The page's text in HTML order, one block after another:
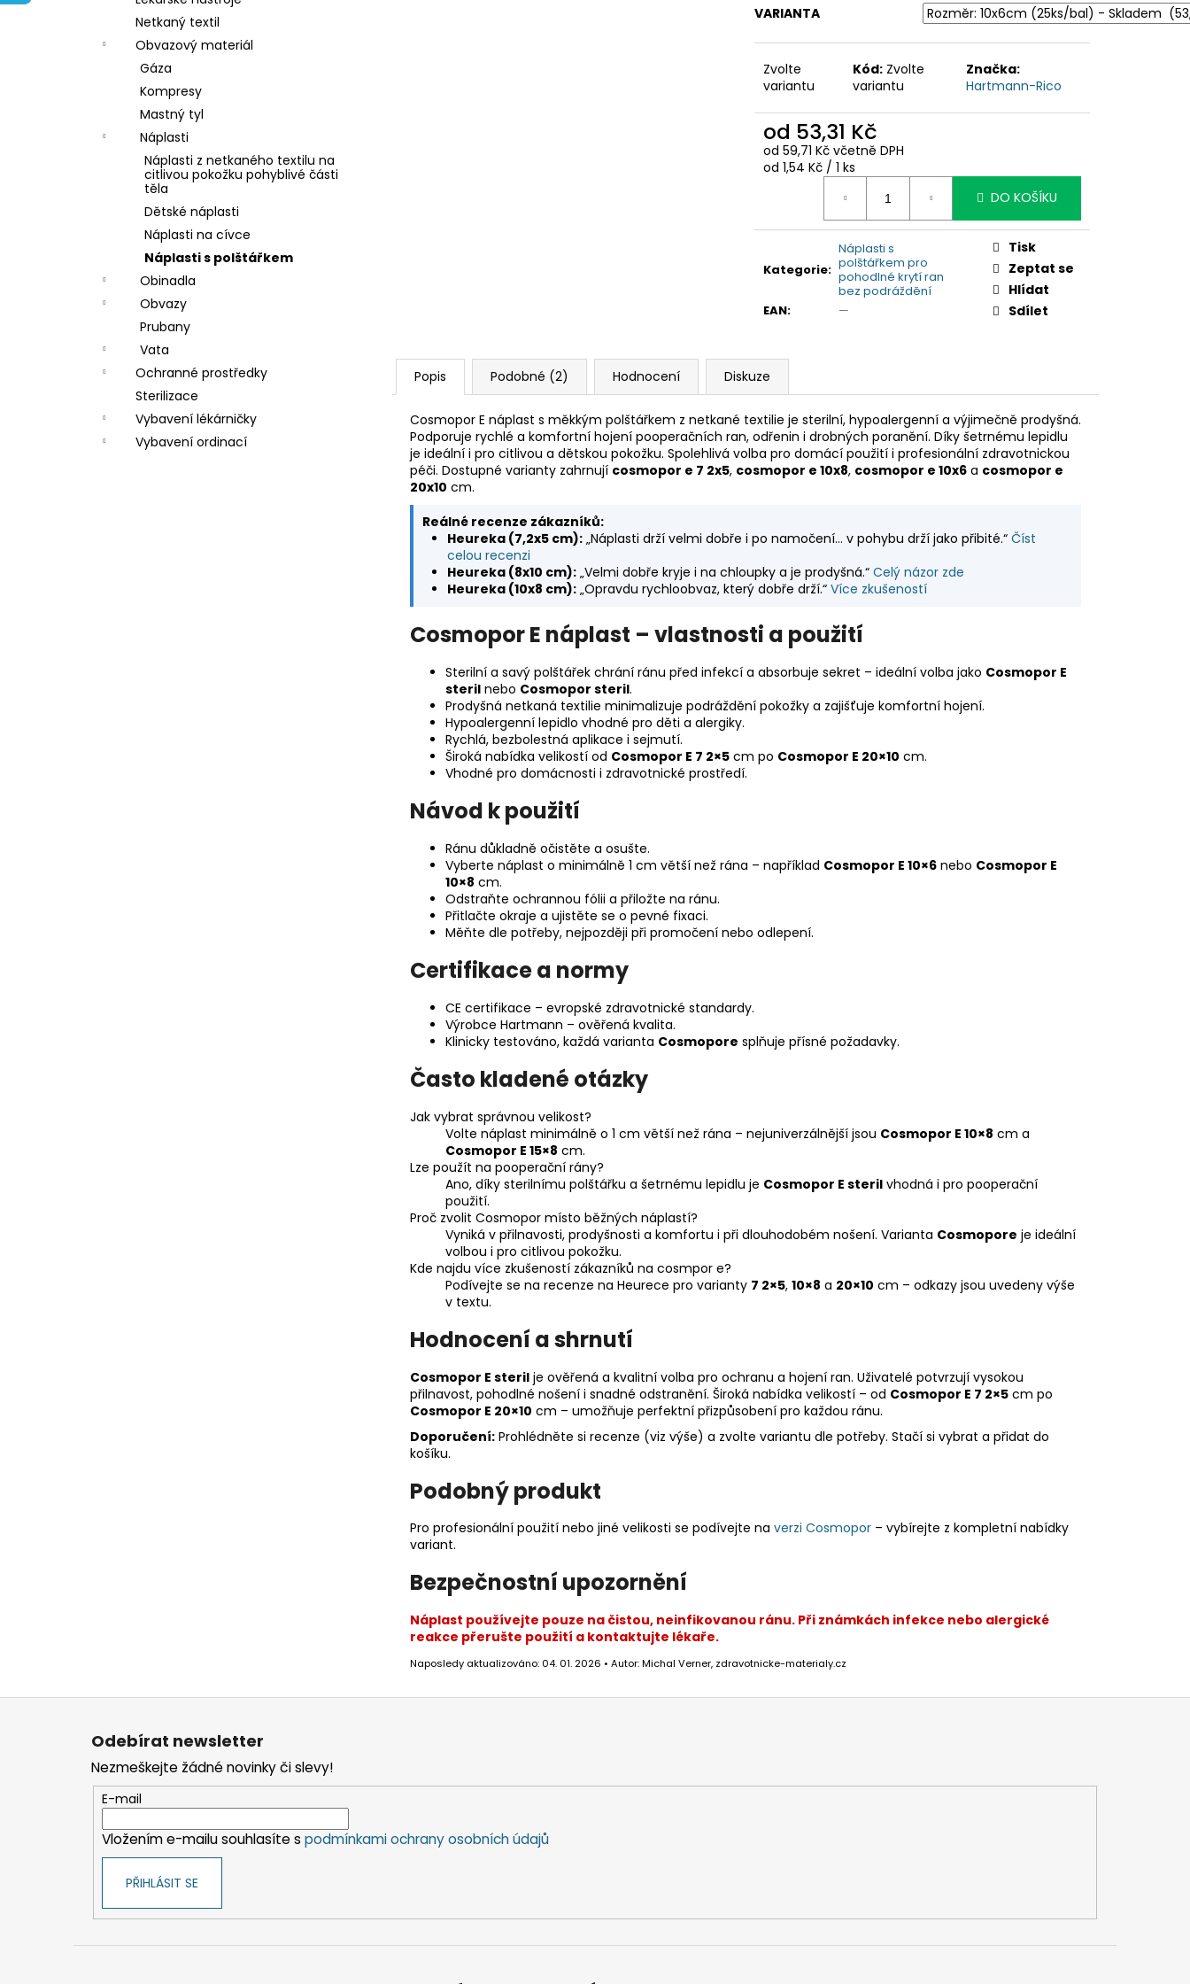
Netkaný textil
Obvazový materiál
Gáza
Kompresy
Mastný tyl
Náplasti
Náplasti z netkaného textilu na
citlivou pokožku pohyblivé části
těla
Dětské náplasti
Náplasti na cívce
Náplasti s polštářkem
Obinadla
Obvazy
Prubany
Vata
Ochranné prostředky
Sterilizace
Vybavení lékárničky
Vybavení ordinací
VARIANTA
Zvolte
variantu
Kód: Zvolte
variantu
Značka:
Hartmann-Rico
od 53,31 Kč
od 59,71 Kč včetně DPH
Měrná
od 1,54 Kč / 1 ks
DO KOŠÍKU
Kategorie:
Náplasti s
polštářkem pro
pohodlné krytí ran
bez podráždění
EAN: —
Tisk
Zeptat se
Hlídat
Sdílet
Popis Podobné (2) Hodnocení Diskuze
Cosmopor E náplast s měkkým polštářkem z netkané textilie je sterilní, hypoalergenní a výjimečně prodyšná.
Podporuje rychlé a komfortní hojení pooperačních ran, odřenin i drobných poranění. Díky šetrnému lepidlu
je ideální i pro citlivou a dětskou pokožku. Spolehlivá volba pro domácí použití i profesionální zdravotnickou
péči. Dostupné varianty zahrnují cosmopor e 7 2x5, cosmopor e 10x8, cosmopor e 10x6 a cosmopor e
20x10 cm.
Reálné recenze zákazníků:
Heureka (7,2x5 cm): „Náplasti drží velmi dobře i po namočení… v pohybu drží jako přibité.“ Číst
celou recenzi
Heureka (8x10 cm): „Velmi dobře kryje i na chloupky a je prodyšná.“ Celý názor zde
Heureka (10x8 cm): „Opravdu rychloobvaz, který dobře drží.“ Více zkušeností
Cosmopor E náplast – vlastnosti a použití
Sterilní a savý polštářek chrání ránu před infekcí a absorbuje sekret – ideální volba jako Cosmopor E
steril nebo Cosmopor steril.
Prodyšná netkaná textilie minimalizuje podráždění pokožky a zajišťuje komfortní hojení.
Hypoalergenní lepidlo vhodné pro děti a alergiky.
Rychlá, bezbolestná aplikace i sejmutí.
Široká nabídka velikostí od Cosmopor E 7 2×5 cm po Cosmopor E 20×10 cm.
Vhodné pro domácnosti i zdravotnické prostředí.
Návod k použití
Ránu důkladně očistěte a osušte.
Vyberte náplast o minimálně 1 cm větší než rána – například Cosmopor E 10×6 nebo Cosmopor E
10×8 cm.
Odstraňte ochrannou fólii a přiložte na ránu.
Přitlačte okraje a ujistěte se o pevné fixaci.
Měňte dle potřeby, nejpozději při promočení nebo odlepení.
Certifikace a normy
CE certifikace – evropské zdravotnické standardy.
Výrobce Hartmann – ověřená kvalita.
Klinicky testováno, každá varianta Cosmopore splňuje přísné požadavky.
Často kladené otázky
Jak vybrat správnou velikost?
Volte náplast minimálně o 1 cm větší než rána – nejuniverzálnější jsou Cosmopor E 10×8 cm a
Cosmopor E 15×8 cm.
Lze použít na pooperační rány?
Ano, díky sterilnímu polštářku a šetrnému lepidlu je Cosmopor E steril vhodná i pro pooperační
použití.
Proč zvolit Cosmopor místo běžných náplastí?
Vyniká v přilnavosti, prodyšnosti a komfortu i při dlouhodobém nošení. Varianta Cosmopore je ideální
volbou i pro citlivou pokožku.
Kde najdu více zkušeností zákazníků na cosmpor e?
Podívejte se na recenze na Heurece pro varianty 7 2×5, 10×8 a 20×10 cm – odkazy jsou uvedeny výše
v textu.
Hodnocení a shrnutí
Cosmopor E steril je ověřená a kvalitní volba pro ochranu a hojení ran. Uživatelé potvrzují vysokou
přilnavost, pohodlné nošení i snadné odstranění. Široká nabídka velikostí – od Cosmopor E 7 2×5 cm po
Cosmopor E 20×10 cm – umožňuje perfektní přizpůsobení pro každou ránu.
Doporučení: Prohlédněte si recenze (viz výše) a zvolte variantu dle potřeby. Stačí si vybrat a přidat do
košíku.
Podobný produkt
Pro profesionální použití nebo jiné velikosti se podívejte na verzi Cosmopor – vybírejte z kompletní nabídky
variant.
Bezpečnostní upozornění
Náplast používejte pouze na čistou, neinfikovanou ránu. Při známkách infekce nebo alergické
reakce přerušte použití a kontaktujte lékaře.
Naposledy aktualizováno: 04. 01. 2026 • Autor: Michal Verner, zdravotnicke-materialy.cz
Odebírat newsletter
Nezmeškejte žádné novinky či slevy!
E-mail
Vložením e-mailu souhlasíte s podmínkami ochrany osobních údajů
PŘIHLÁSIT SE